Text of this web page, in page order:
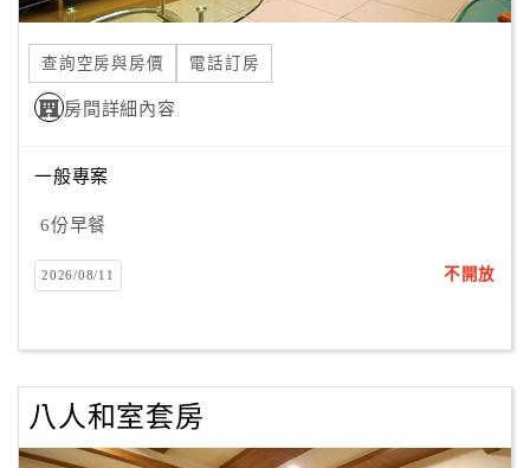
查詢空房與房價 電話訂房
房間詳細內容
一般專案
6份早餐
2026/08/11 不開放
八人和室套房